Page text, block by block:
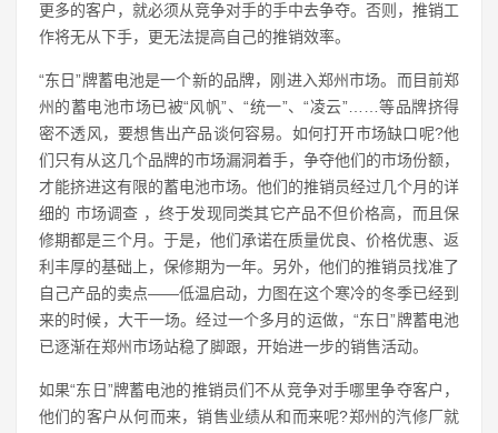
更多的客户，就必须从竞争对手的手中去争夺。否则，推销工
作将无从下手，更无法提高自己的推销效率。
“东日”牌蓄电池是一个新的品牌，刚进入郑州市场。而目前郑
州的蓄电池市场已被“风帆”、“统一”、“凌云”……等品牌挤得
密不透风，要想售出产品谈何容易。如何打开市场缺口呢?他
们只有从这几个品牌的市场漏洞着手，争夺他们的市场份额，
才能挤进这有限的蓄电池市场。他们的推销员经过几个月的详
细的 市场调查 ，终于发现同类其它产品不但价格高，而且保
修期都是三个月。于是，他们承诺在质量优良、价格优惠、返
利丰厚的基础上，保修期为一年。另外，他们的推销员找准了
自己产品的卖点——低温启动，力图在这个寒冷的冬季已经到
来的时候，大干一场。经过一个多月的运做，“东日”牌蓄电池
已逐渐在郑州市场站稳了脚跟，开始进一步的销售活动。
如果“东日”牌蓄电池的推销员们不从竞争对手哪里争夺客户，
他们的客户从何而来，销售业绩从和而来呢?郑州的汽修厂就